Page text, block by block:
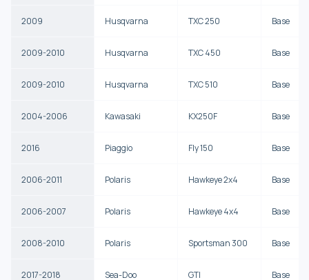
2009 Husqvarna TXC 250 Base
2009-2010 Husqvarna TXC 450 Base
2009-2010 Husqvarna TXC 510 Base
2004-2006 Kawasaki KX250F Base
2016 Piaggio Fly 150 Base
2006-2011 Polaris Hawkeye 2x4 Base
2006-2007 Polaris Hawkeye 4x4 Base
2008-2010 Polaris Sportsman 300 Base
2017-2018 Sea-Doo GTI Base